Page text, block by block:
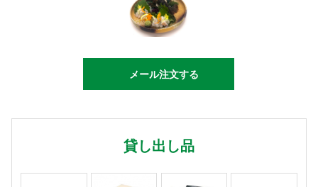
メール注文する
貸し出し品